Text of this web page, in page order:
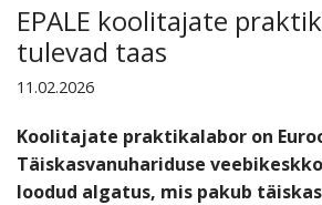
EPALE koolitajate
tulevad taas
11.02.2026
Koolitajate praktikalabor on
Täiskasvanuhariduse
loodud algatus, mis pakub